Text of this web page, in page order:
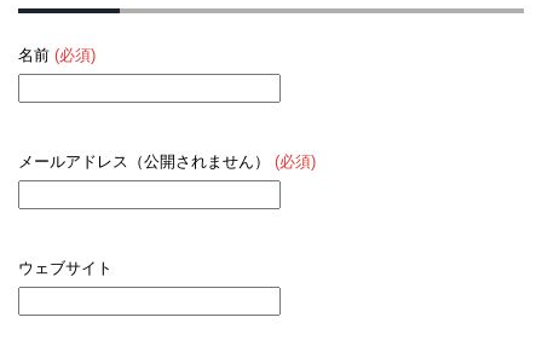
名前 (必須)
メールアドレス（公開されません） (必須)
ウェブサイト